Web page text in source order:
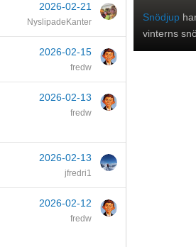
2026-02-21
NyslipadeKanter
2026-02-15
fredw
2026-02-13
fredw
2026-02-13
jfredri1
2026-02-12
fredw
Snödjup
vinterns